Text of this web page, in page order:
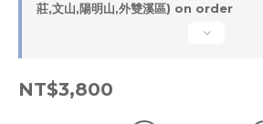
莊,文山,陽明山,外雙溪區) on order
NT$3,800